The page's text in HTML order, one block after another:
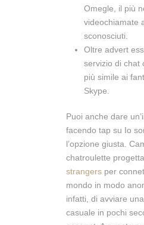
Omegle, il più
videochiamate
sconosciuti.
Oltre advert
servizio di chat
più simile ai
Skype.
Puoi anche dare
facendo tap su Io
l’opzione giusta.
chatroulette
strangers per
mondo in modo
infatti, di avviare
casuale in pochi